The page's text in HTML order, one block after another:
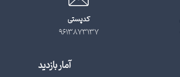
کدپستی
9613873137
آمار بازدید